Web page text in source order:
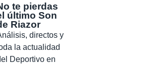
te pierdas
último Son
Riazor
directos y
la actualidad
Deportivo en